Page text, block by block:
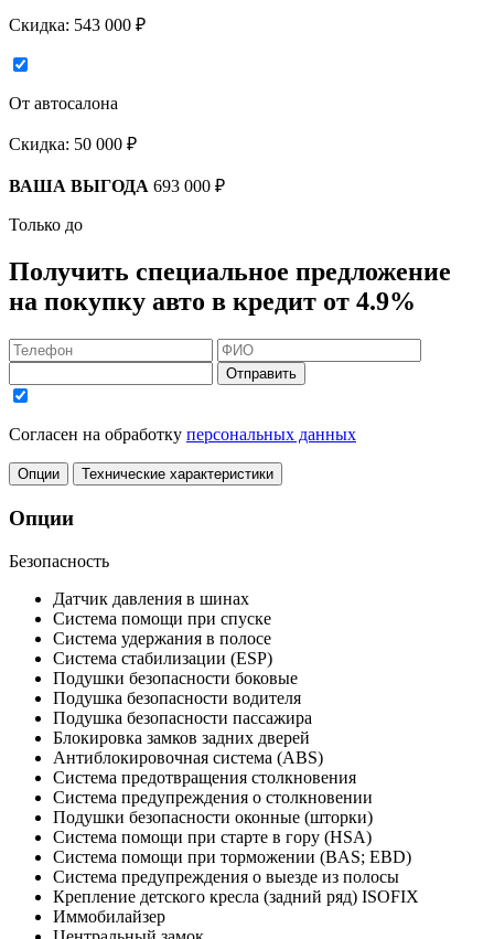
Скидка: 543 000 ₽
От автосалона
Скидка: 50 000 ₽
ВАША ВЫГОДА 693 000 ₽
Только до
Получить специальное предложение
на покупку авто в кредит от 4.9%
Отправить
Согласен на обработку персональных данных
Опции Технические характеристики
Опции
Безопасность
Датчик давления в шинах
Система помощи при спуске
Система удержания в полосе
Система стабилизации (ESP)
Подушки безопасности боковые
Подушка безопасности водителя
Подушка безопасности пассажира
Блокировка замков задних дверей
Антиблокировочная система (ABS)
Система предотвращения столкновения
Система предупреждения о столкновении
Подушки безопасности оконные (шторки)
Система помощи при старте в гору (HSA)
Система помощи при торможении (BAS; EBD)
Система предупреждения о выезде из полосы
Крепление детского кресла (задний ряд) ISOFIX
Иммобилайзер